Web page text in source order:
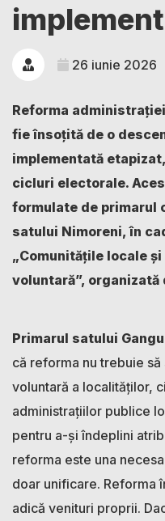
26 iunie 2026
Reforma
fie însoțită de o
implementată
cicluri electorale.
formulate de primarul
satului Nimoreni, în
„Comunitățile locale
voluntară”, organizată
Primarul satului
că reforma nu trebuie
voluntară a localităților,
administrațiilor publice
pentru a-și îndeplini
reforma este una
doar unificare. Reforma
adică venituri proprii.